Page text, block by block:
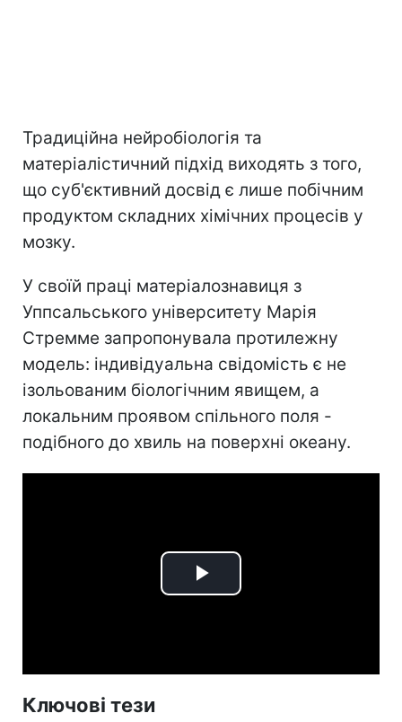
Традиційна нейробіологія та
матеріалістичний підхід виходять з того,
що суб'єктивний досвід є лише побічним
продуктом складних хімічних процесів у
мозку.
У своїй праці матеріалознавиця з
Уппсальського університету Марія
Стремме запропонувала протилежну
модель: індивідуальна свідомість є не
ізольованим біологічним явищем, а
локальним проявом спільного поля -
подібного до хвиль на поверхні океану.
Play
Ключові тези